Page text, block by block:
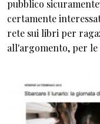
pubblico
certamente
rete sui libri per
all'argomento, per